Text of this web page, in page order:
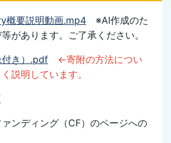
概要説明動画.mp4 ※AI作成のた
があります。ご了承ください。
付き）.pdf
←寄附の方法につい
説明しています。
ンディング （CF） のページへの